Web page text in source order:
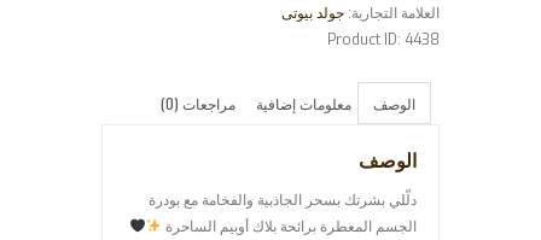
اوبيم
العلامة التجارية: جولد بيوتى
Product ID: 4438
الوصف معلومات إضافية مراجعات (0)
الوصف
دلّلي بشرتك بسحر الجاذبية والفخامة مع بودرة
الجسم المعطرة برائحة بلاك أوبيم الساحرة